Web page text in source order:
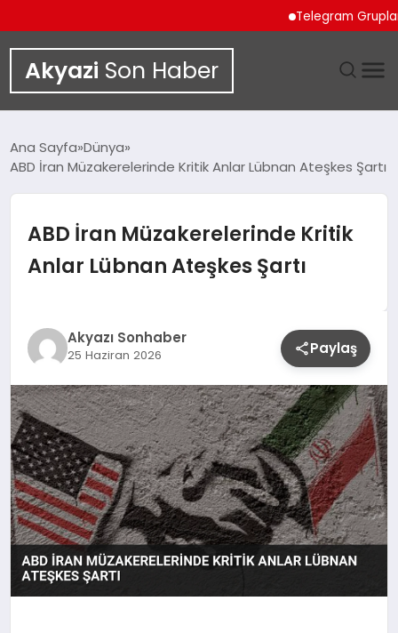
Telegram Grupları
Akyazi Son Haber
DÜNYA
EKONOMI
TEKNOLOJI
YAŞAM
Ana Sayfa Dünya
ABD İran Müzakerelerinde Kritik Anlar Lübnan Ateşkes Şartı
ABD İran Müzakerelerinde Kritik
Anlar Lübnan Ateşkes Şartı
Akyazı Sonhaber
25 Haziran 2026 Paylaş